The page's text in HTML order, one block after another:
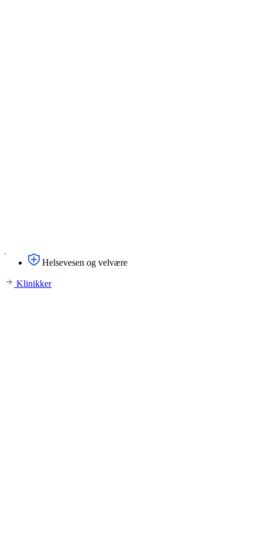
Helsevesen og velvære
Klinikker